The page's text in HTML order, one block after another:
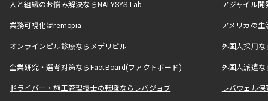
人と組織のお悩み解決ならNALYSYS Lab. アジャイル
業務可視化はremopia アメリカの
オンラインピル診療ならメデリピル 外国人採用
企業研究・選考対策ならFactBoard(ファクトボード) 外国人派遣な
ドライバー・施工管理技士の転職ならレバジョブ レバウェル